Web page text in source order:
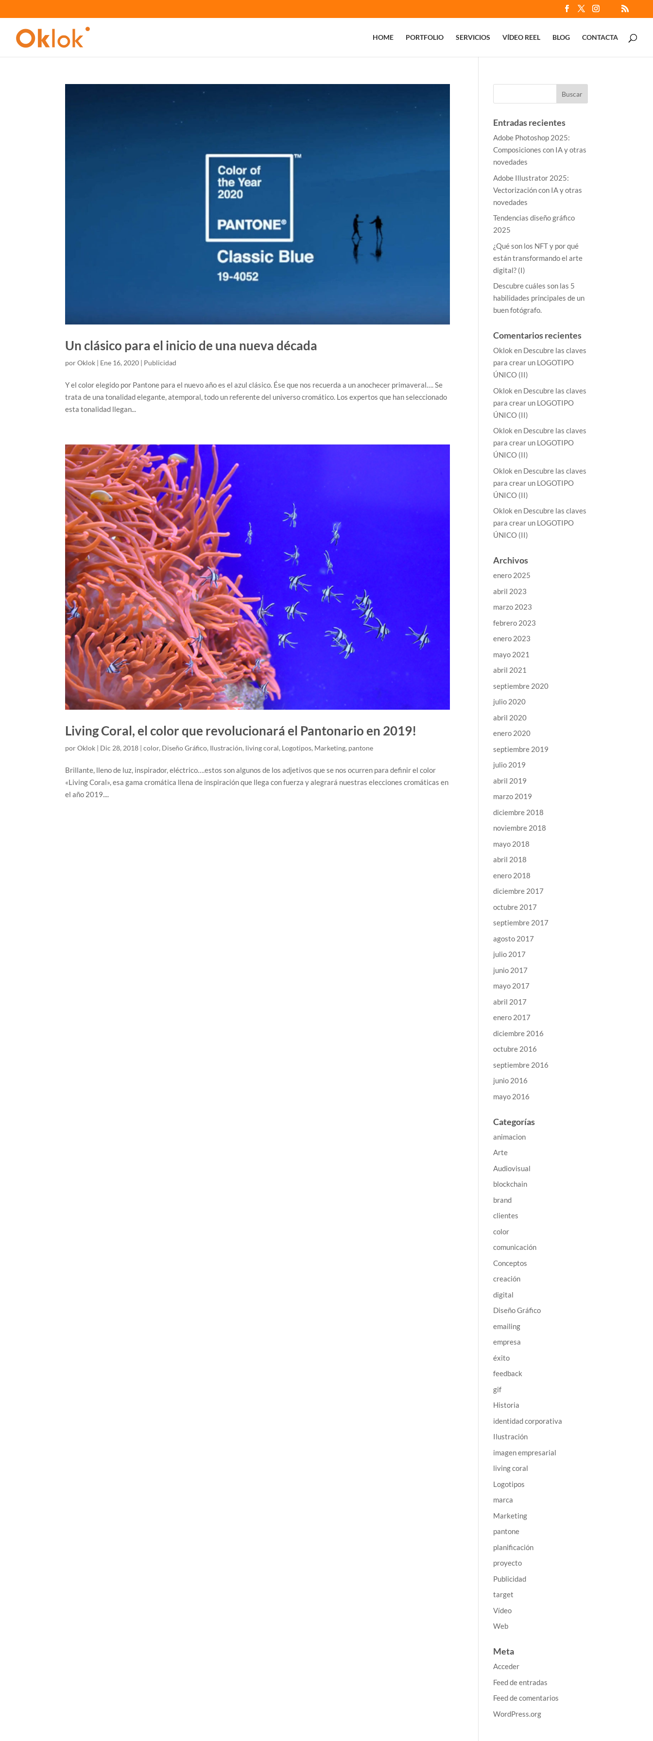
HOME PORTFOLIO SERVICIOS VÍDEO REEL BLOG CONTACTA
Un clásico para el inicio de una nueva década
porOklok | Ene 16, 2020 | Publicidad
Y el color elegido por Pantone para el nuevo año es el azul clásico. Ése que nos recuerda a un anochecer primaveral…. Se
trata de una tonalidad elegante, atemporal, todo un referente del universo cromático. Los expertos que han seleccionado
esta tonalidad llegan...
Living Coral, el color que revolucionará el Pantonario en 2019!
porOklok | Dic 28, 2018 |color, Diseño Gráfico, Ilustración, living coral, Logotipos, Marketing, pantone
Brillante, lleno de luz, inspirador, eléctrico….estos son algunos de los adjetivos que se nos ocurren para definir el color
«Living Coral», esa gama cromática llena de inspiración que llega con fuerza y alegrará nuestras elecciones cromáticas en
el año 2019....
Entradas recientes
Adobe Photoshop 2025:
Composiciones con IA y otras
novedades
Adobe Illustrator 2025:
Vectorización con IA y otras
novedades
Tendencias diseño gráfico
2025
¿Qué son los NFT y por qué
están transformando el arte
digital? (I)
Descubre cuáles son las 5
habilidades principales de un
buen fotógrafo.
Comentarios recientes
Oklok en Descubre las claves
para crear un LOGOTIPO
ÚNICO (II)
Oklok en Descubre las claves
para crear un LOGOTIPO
ÚNICO (II)
Oklok en Descubre las claves
para crear un LOGOTIPO
ÚNICO (II)
Oklok en Descubre las claves
para crear un LOGOTIPO
ÚNICO (II)
Oklok en Descubre las claves
para crear un LOGOTIPO
ÚNICO (II)
Archivos
enero 2025
abril 2023
marzo 2023
febrero 2023
enero 2023
mayo 2021
abril 2021
septiembre 2020
julio 2020
abril 2020
enero 2020
septiembre 2019
julio 2019
abril 2019
marzo 2019
diciembre 2018
noviembre 2018
mayo 2018
abril 2018
enero 2018
diciembre 2017
octubre 2017
septiembre 2017
agosto 2017
julio 2017
junio 2017
mayo 2017
abril 2017
enero 2017
diciembre 2016
octubre 2016
septiembre 2016
junio 2016
mayo 2016
Categorías
animacion
Arte
Audiovisual
blockchain
brand
clientes
color
comunicación
Conceptos
creación
digital
Diseño Gráfico
emailing
empresa
éxito
feedback
gif
Historia
identidad corporativa
Ilustración
imagen empresarial
living coral
Logotipos
marca
Marketing
pantone
planificación
proyecto
Publicidad
target
Vídeo
Web
Meta
Acceder
Feed de entradas
Feed de comentarios
WordPress.org